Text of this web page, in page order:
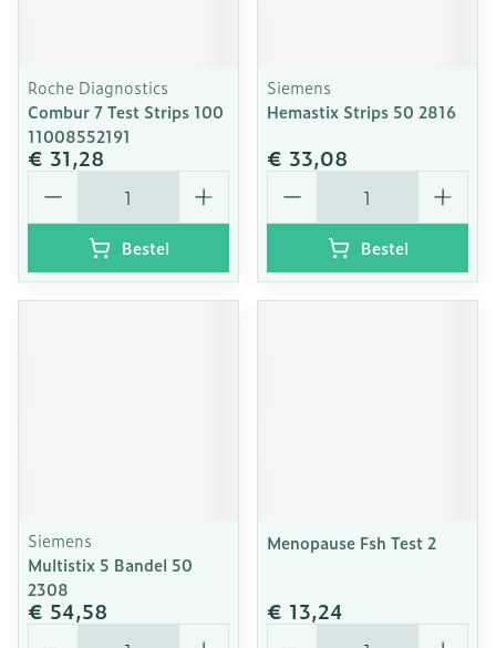
Roche Diagnostics
Combur 7 Test Strips 100
11008552191
€ 31,28
Aantal
Bestel
Siemens
Hemastix Strips 50 2816
€ 33,08
Aantal
Bestel
Siemens
Multistix 5 Bandel 50
2308
€ 54,58
Aantal
Menopause Fsh Test 2
€ 13,24
Aantal